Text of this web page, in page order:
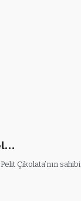
Çikolata’nın sahibi